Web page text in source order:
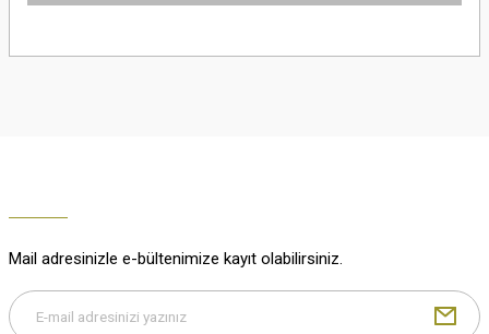
M... K... | 29/12/2025
Mail adresinizle e-bültenimize kayıt olabilirsiniz.